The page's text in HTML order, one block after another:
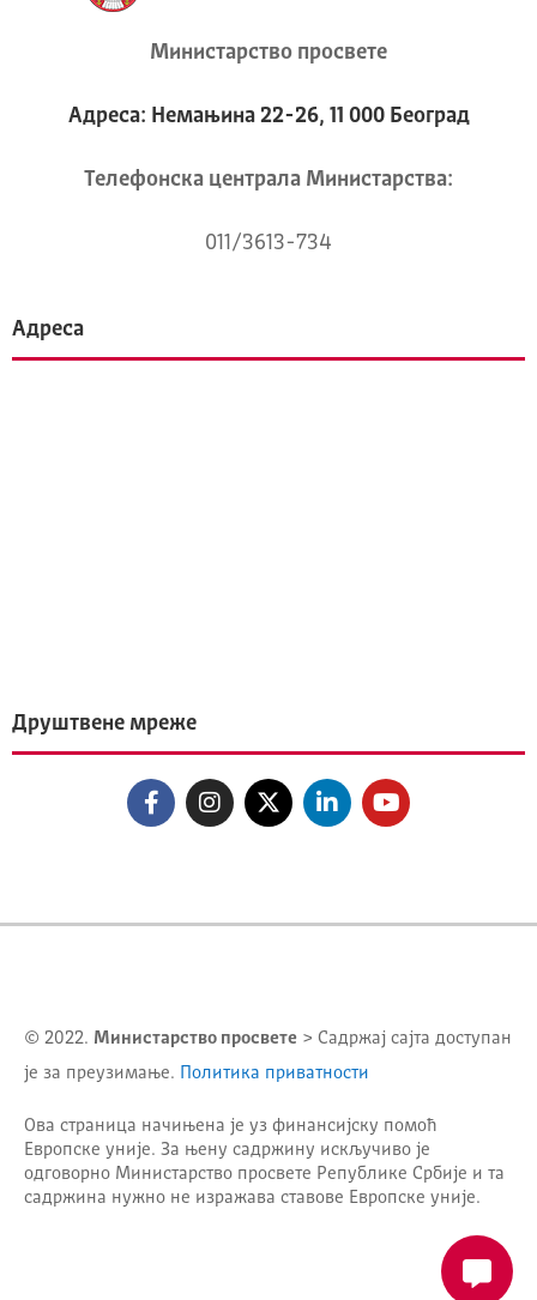
Министарство просвете
Адреса: Немањина 22-26, 11 000 Београд
Телeфонска централа Mинистарства:
011/3613-734
Адреса
Друштвене мреже
© 2022. Министарство просвете > Садржај сајта доступан
је за преузимање. Политика приватности
Ова страница начињена је уз финансијску помоћ
Европске уније. За њену садржину искључиво је
одговорно Министарство просвете Републике Србије и та
садржина нужно не изражава ставове Европске уније.